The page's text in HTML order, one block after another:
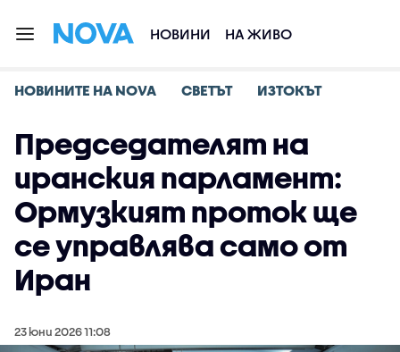
НОВИНИ НА ЖИВО
НОВИНИТЕ НА NOVA СВЕТЪТ ИЗТОКЪТ
Председателят на
иранския парламент:
Ормузкият проток ще
се управлява само от
Иран
23 юни 2026 11:08